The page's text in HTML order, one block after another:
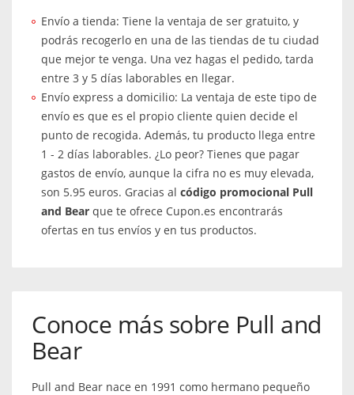
Envío a tienda: Tiene la ventaja de ser gratuito, y
podrás recogerlo en una de las tiendas de tu ciudad
que mejor te venga. Una vez hagas el pedido, tarda
entre 3 y 5 días laborables en llegar.
Envío express a domicilio: La ventaja de este tipo de
envío es que es el propio cliente quien decide el
punto de recogida. Además, tu producto llega entre
1 - 2 días laborables. ¿Lo peor? Tienes que pagar
gastos de envío, aunque la cifra no es muy elevada,
son 5.95 euros. Gracias al código promocional Pull
and Bear que te ofrece Cupon.es encontrarás
ofertas en tus envíos y en tus productos.
Conoce más sobre Pull and
Bear
Pull and Bear nace en 1991 como hermano pequeño